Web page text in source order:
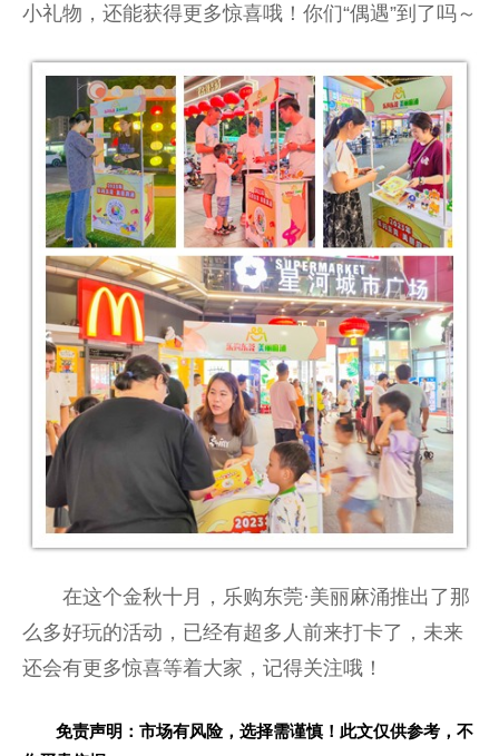
小礼物，还能获得更多惊喜哦！你们“偶遇”到了吗～
在这个金秋十月，乐购东莞·美丽麻涌推出了那
么多好玩的活动，已经有超多人前来打卡了，未来
还会有更多惊喜等着大家，记得关注哦！
免责声明：市场有风险，选择需谨慎！此文仅供参考，不